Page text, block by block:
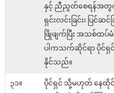
နှင့် ညီညွတ်စေရန်အတွ
ရှင်းလင်းခြင်း၊ ပြင်
ဖြိုဖျက်ပြီး အသစ်
ပါကသက်ဆိုင်ရာ ပိုင်ရှ
နိုင်သည်။
၃၁။
ပိုင်ရှင် သို့မဟုတ် နေထို